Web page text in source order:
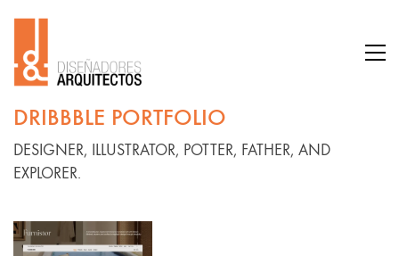
DRIBBBLE PORTFOLIO
DESIGNER, ILLUSTRATOR, POTTER, FATHER, AND
EXPLORER.